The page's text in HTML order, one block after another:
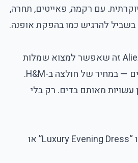
יוקרתית. עם רקמה, פאייטים, תחרה,
להרגיש כמו בהפקת אופנה.
מה שמדהים ב-Aliexpress זה שאפשר למצוא שמלות
שנראות כמו של מעצבים — במחיר של חולצה ב-H&M.
מאותם בדים. רק בלי
חפשו מילות מפתח כמו “Luxury Evening Dress” או